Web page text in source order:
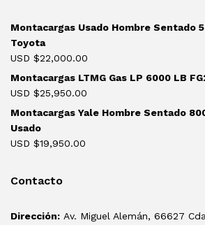
Montacargas Usado Hombre Sentado
Toyota
USD $22,000.00
Montacargas LTMG Gas LP 6000 LB
USD $25,950.00
Montacargas Yale Hombre Sentado
Usado
USD $19,950.00
Contacto
Dirección: Av. Miguel Alemán, 66627